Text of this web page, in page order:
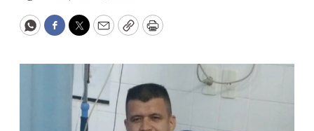
WhatsApp
Facebook
Twitter
EmailCopyPrint